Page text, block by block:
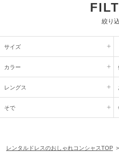
絞り
サイズ
カラー
レングス
そで
レンタルドレスのおしゃれコンシャスTOP >